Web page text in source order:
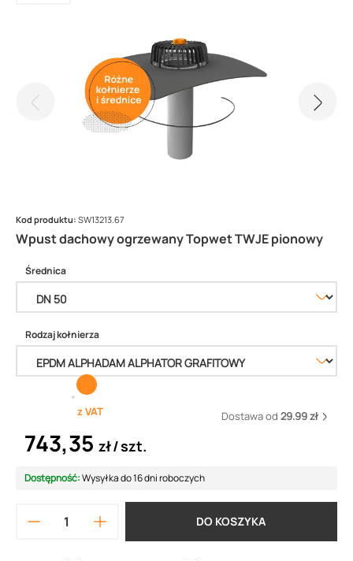
Wpust dachowy ogrzewany Topwet TWJE pionowy
Kod produktu: SW13213.67
Średnica
Rodzaj kołnierza
z VAT Dostawa od 29.99 zł
743,35 zł szt.
Dostępność:Wysyłka do 16 dni roboczych
DO KOSZYKA